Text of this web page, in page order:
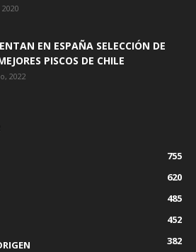
EN ESPAÑA SELECCIÓN DE
PISCOS DE CHILE
2022
755
620
485
452
382